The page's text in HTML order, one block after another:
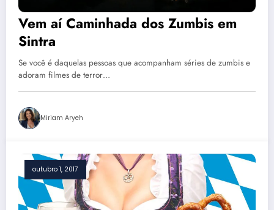
Vem aí Caminhada dos Zumbis em
Sintra
Se você é daquelas pessoas que acompanham séries de zumbis e
adoram filmes de terror…
Miriam Aryeh
outubro 1, 2017